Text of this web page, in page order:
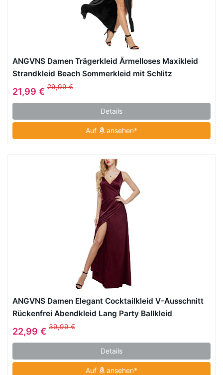
ANGVNS Damen Trägerkleid Ärmelloses Maxikleid
Strandkleid Beach Sommerkleid mit Schlitz
21,99 € 29,99 €
Details
Auf ansehen*
ANGVNS Damen Elegant Cocktailkleid V-Ausschnitt
Rückenfrei Abendkleid Lang Party Ballkleid
22,99 € 39,99 €
Details
Auf ansehen*